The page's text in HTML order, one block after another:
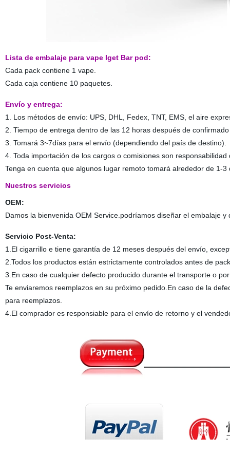
Lista de embalaje para vape Iget Bar pod:
Cada pack contiene 1 vape.
Cada caja contiene 10 paquetes.
Envío y entrega:
1. Los métodos de envío: UPS, DHL, Fedex, TNT, EMS, el aire
2. Tiempo de entrega dentro de las 12 horas después de
3. Tomará 3~7días para el envío (dependiendo del país de destino).
4. Toda importación de los cargos o comisiones son responsabilidad
Tenga en cuenta que algunos lugar remoto tomará alrededor de 1-
Nuestros servicios
OEM:
Damos la bienvenida OEM Service.podríamos diseñar el embalaje
Servicio Post-Venta:
1.El cigarrillo e tiene garantía de 12 meses después del envío,
2.Todos los productos están estrictamente controlados antes de
3.En caso de cualquier defecto producido durante el transporte o
Te enviaremos reemplazos en su próximo pedido.En caso de la
para reemplazos.
4.El comprador es responsiable para el envío de retorno y el